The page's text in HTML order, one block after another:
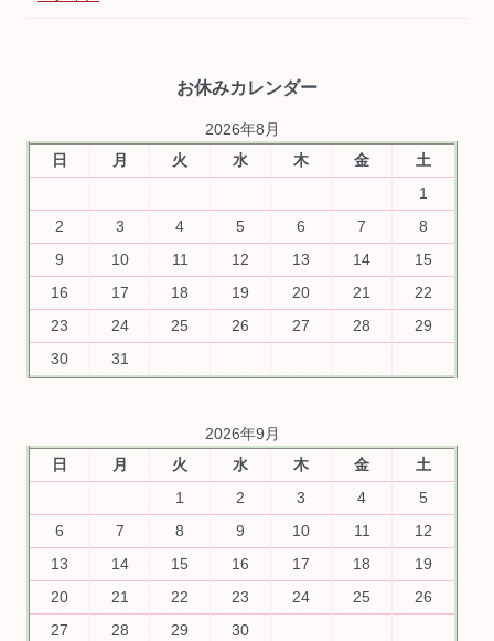
お休みカレンダー
2026年8月
日
月 火 水 木 金
土
1
2
3 4 5 6 7
8
9
10 11 12 13 14
15
16
17 18 19 20 21
22
23
24 25 26 27 28
29
30
31
2026年9月
日
月 火 水 木 金
土
1
2 3 4
5
6
7 8 9 10 11
12
13
14 15 16 17 18
19
20
21 22 23 24 25
26
27
28 29 30